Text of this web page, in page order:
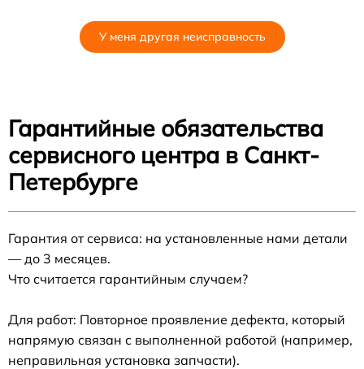
У меня другая неисправность
Гарантийные обязательства
сервисного центра в Санкт-
Петербурге
Гарантия от сервиса: на установленные нами детали
— до 3 месяцев.
Что считается гарантийным случаем?
Для работ: Повторное проявление дефекта, который
напрямую связан с выполненной работой (например,
неправильная установка запчасти).